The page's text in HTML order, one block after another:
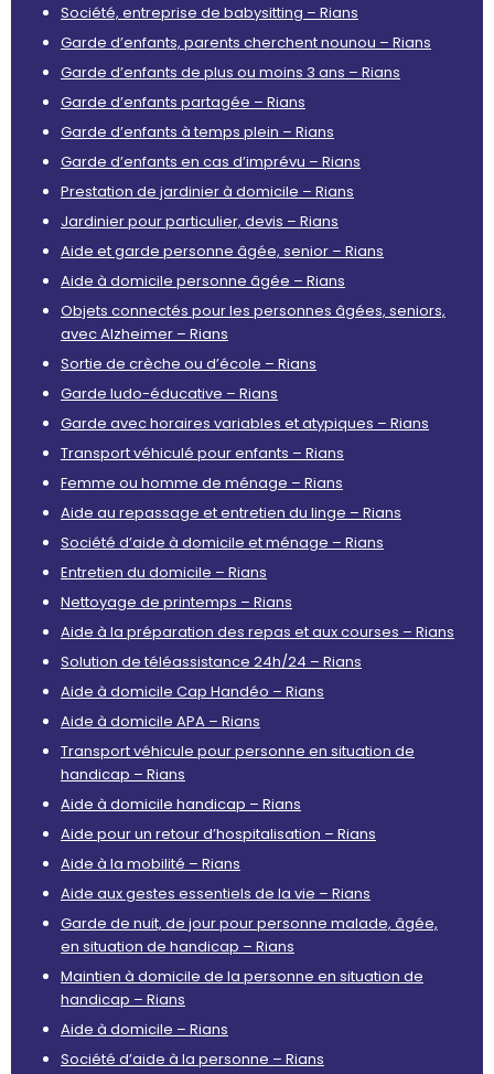
Société, entreprise de babysitting – Rians
Garde d’enfants, parents cherchent nounou – Rians
Garde d’enfants de plus ou moins 3 ans – Rians
Garde d’enfants partagée – Rians
Garde d’enfants à temps plein – Rians
Garde d’enfants en cas d’imprévu – Rians
Prestation de jardinier à domicile – Rians
Jardinier pour particulier, devis – Rians
Aide et garde personne âgée, senior – Rians
Aide à domicile personne âgée – Rians
Objets connectés pour les personnes âgées, seniors,
avec Alzheimer – Rians
Sortie de crèche ou d’école – Rians
Garde ludo-éducative – Rians
Garde avec horaires variables et atypiques – Rians
Transport véhiculé pour enfants – Rians
Femme ou homme de ménage – Rians
Aide au repassage et entretien du linge – Rians
Société d’aide à domicile et ménage – Rians
Entretien du domicile – Rians
Nettoyage de printemps – Rians
Aide à la préparation des repas et aux courses – Rians
Solution de téléassistance 24h/24 – Rians
Aide à domicile Cap Handéo – Rians
Aide à domicile APA – Rians
Transport véhicule pour personne en situation de
handicap – Rians
Aide à domicile handicap – Rians
Aide pour un retour d’hospitalisation – Rians
Aide à la mobilité – Rians
Aide aux gestes essentiels de la vie – Rians
Garde de nuit, de jour pour personne malade, âgée,
en situation de handicap – Rians
Maintien à domicile de la personne en situation de
handicap – Rians
Aide à domicile – Rians
Société d’aide à la personne – Rians